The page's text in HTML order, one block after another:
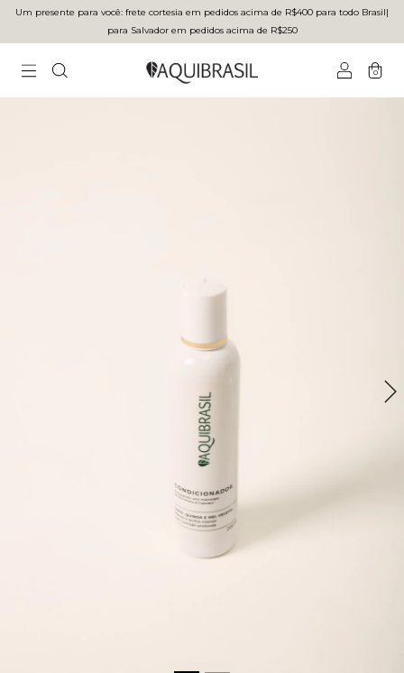
Um presente para você: frete cortesia em pedidos acima de R$400 para todo Brasilㅤ|ㅤ
para Salvador em pedidos acima de R$250
0